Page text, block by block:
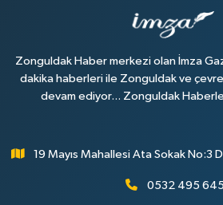
Zonguldak Haber merkezi olan İmza
dakika haberleri ile Zonguldak ve çevre
devam ediyor... Zonguldak
19 Mayıs Mahallesi Ata Sokak No:3
0532 495